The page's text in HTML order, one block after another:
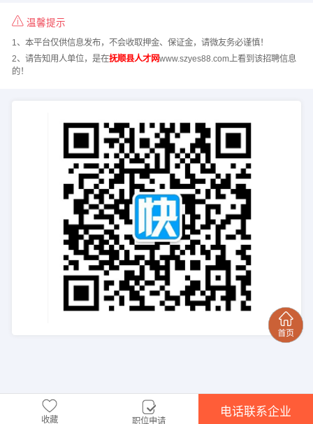
温馨提示
1、本平台仅供信息发布，不会收取押金、保证金，请微友务必谨慎！
2、请告知用人单位，是在抚顺县人才网www.szyes88.com上看到该招聘信息
的！
收藏 职位申请
电话联系企业